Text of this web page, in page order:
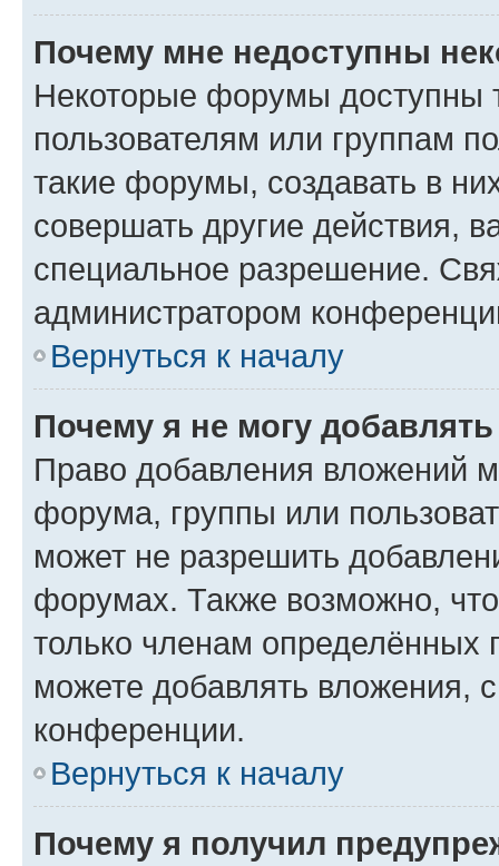
Почему мне недоступны
Некоторые форумы доступны
пользователям или группам
такие форумы, создавать в
совершать другие действия,
специальное разрешение.
администратором
Вернуться к началу
Почему я не могу
Право добавления вложений
форума, группы или
может не разрешить
форумах. Также возможно,
только членам определённых
можете добавлять вложения,
конференции.
Вернуться к началу
Почему я получил